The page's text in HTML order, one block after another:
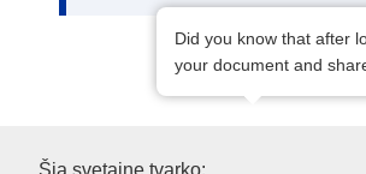
Did you know that after
your document and
Šią svetainę tvarko: